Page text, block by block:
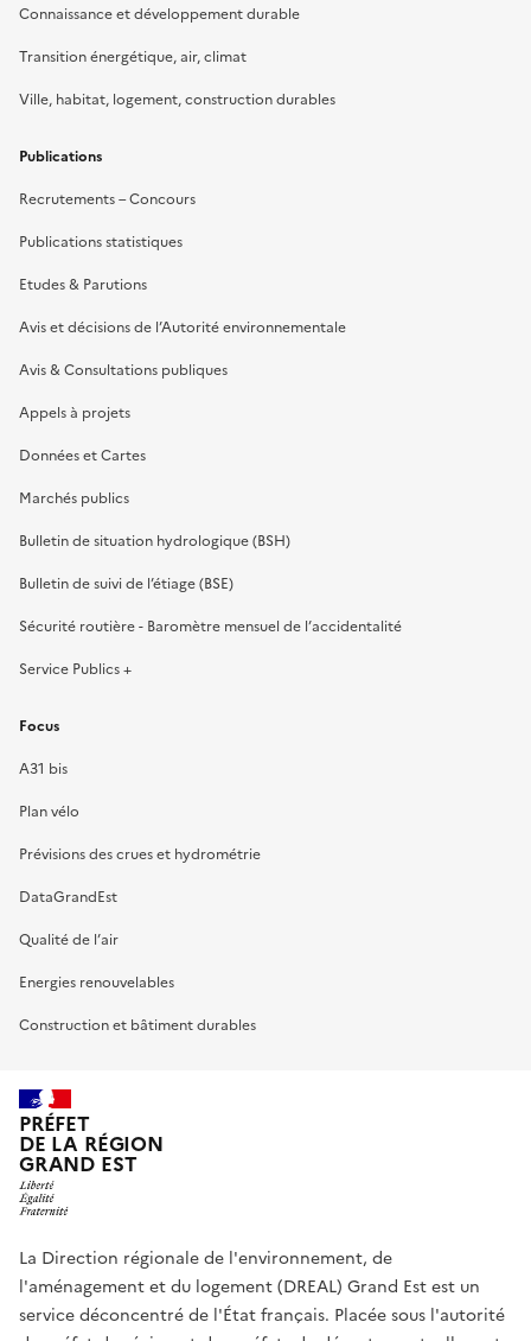
Connaissance et développement durable
Transition énergétique, air, climat
Ville, habitat, logement, construction durables
Publications
Recrutements – Concours
Publications statistiques
Etudes & Parutions
Avis et décisions de l’Autorité environnementale
Avis & Consultations publiques
Appels à projets
Données et Cartes
Marchés publics
Bulletin de situation hydrologique (BSH)
Bulletin de suivi de l’étiage (BSE)
Sécurité routière - Baromètre mensuel de l’accidentalité
Service Publics +
Focus
A31 bis
Plan vélo
Prévisions des crues et hydrométrie
DataGrandEst
Qualité de l’air
Energies renouvelables
Construction et bâtiment durables
PRÉFET
DE LA RÉGION
GRAND EST
La Direction régionale de l'environnement, de
l'aménagement et du logement (DREAL) Grand Est est un
service déconcentré de l'État français. Placée sous l'autorité